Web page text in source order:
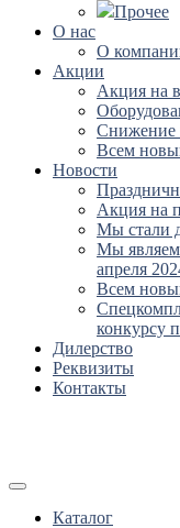
Прочее
О нас
О
Акции
Акция на
Снижение
Всем
Новости
Акция на
Мы стали
Мы
апреля
Всем
конкурсу
Дилерство
Реквизиты
Контакты
Каталог